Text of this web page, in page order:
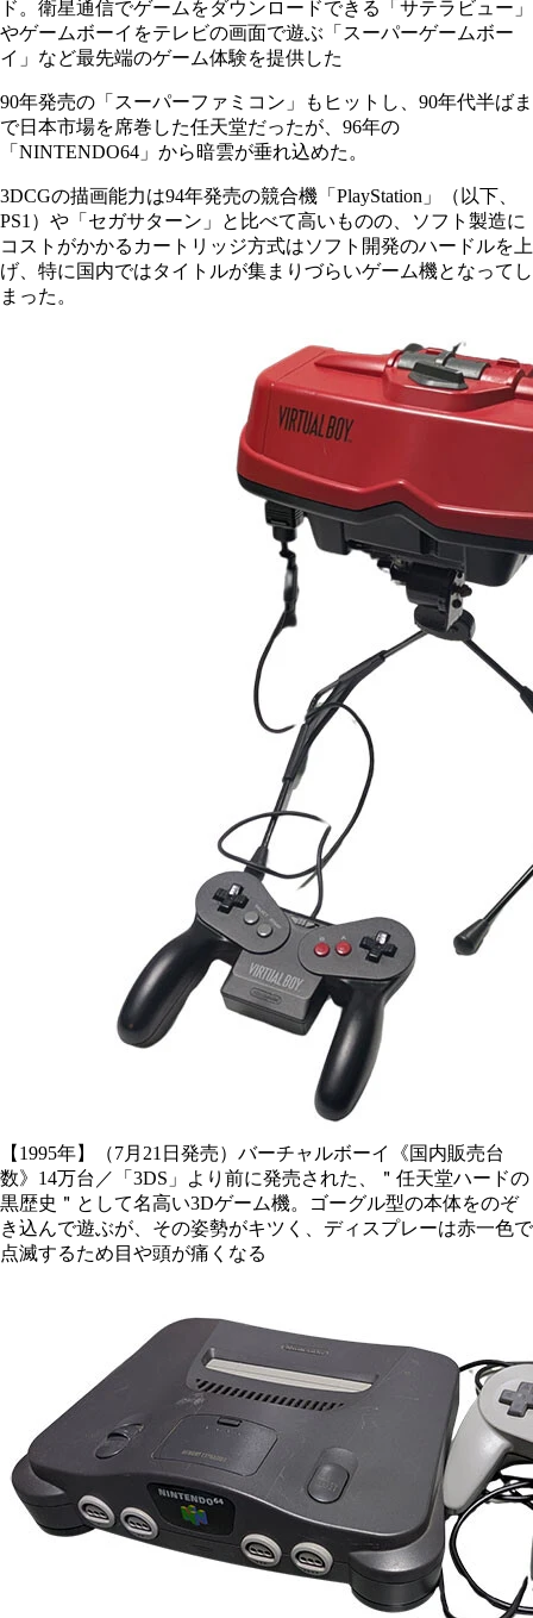
ド。衛星通信でゲームをダウンロードできる「サテラビュー」
やゲームボーイをテレビの画面で遊ぶ「スーパーゲームボー
イ」など最先端のゲーム体験を提供した
90年発売の「スーパーファミコン」もヒットし、90年代半ばま
で日本市場を席巻した任天堂だったが、96年の
「NINTENDO64」から暗雲が垂れ込めた。
3DCGの描画能力は94年発売の競合機「PlayStation」（以下、
PS1）や「セガサターン」と比べて高いものの、ソフト製造に
コストがかかるカートリッジ方式はソフト開発のハードルを上
げ、特に国内ではタイトルが集まりづらいゲーム機となってし
まった。
【1995年】（7月21日発売）バーチャルボーイ《国内販売台
数》14万台／「3DS」より前に発売された、＂任天堂ハードの
黒歴史＂として名高い3Dゲーム機。ゴーグル型の本体をのぞ
き込んで遊ぶが、その姿勢がキツく、ディスプレーは赤一色で
点滅するため目や頭が痛くなる